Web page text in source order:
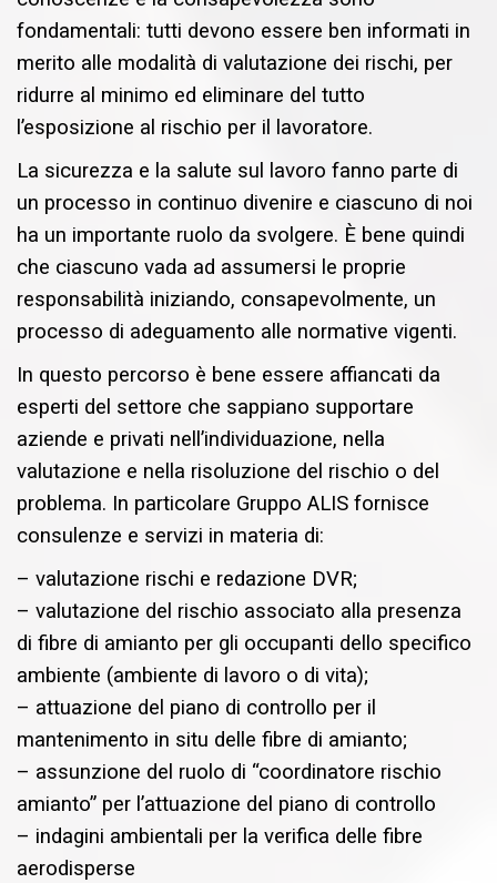
fondamentali: tutti devono essere ben informati in
merito alle modalità di valutazione dei rischi, per
ridurre al minimo ed eliminare del tutto
l’esposizione al rischio per il lavoratore.
La sicurezza e la salute sul lavoro fanno parte di
un processo in continuo divenire e ciascuno di noi
ha un importante ruolo da svolgere. È bene quindi
che ciascuno vada ad assumersi le proprie
responsabilità iniziando, consapevolmente, un
processo di adeguamento alle normative vigenti.
In questo percorso è bene essere affiancati da
esperti del settore che sappiano supportare
aziende e privati nell’individuazione, nella
valutazione e nella risoluzione del rischio o del
problema. In particolare Gruppo ALIS fornisce
consulenze e servizi in materia di:
– valutazione rischi e redazione DVR;
– valutazione del rischio associato alla presenza
di fibre di amianto per gli occupanti dello specifico
ambiente (ambiente di lavoro o di vita);
– attuazione del piano di controllo per il
mantenimento in situ delle fibre di amianto;
– assunzione del ruolo di “coordinatore rischio
amianto” per l’attuazione del piano di controllo
– indagini ambientali per la verifica delle fibre
aerodisperse